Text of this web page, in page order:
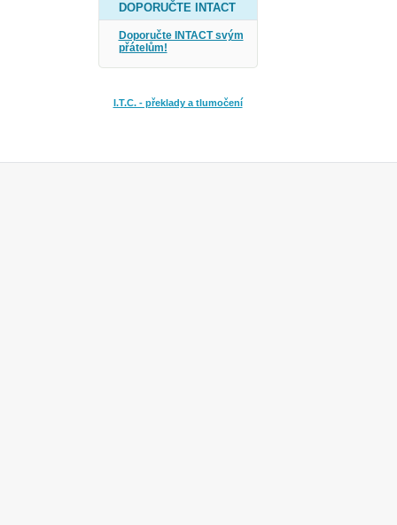
DOPORUČTE INTACT
Doporučte INTACT svým
přátelům!
I.T.C. - překlady a tlumočení